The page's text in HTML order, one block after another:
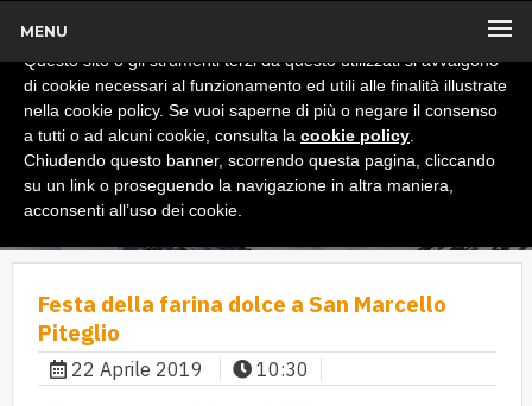
MENU
Festa della farina dolce a San Marcello
Piteglio
22 Aprile 2019 10:30
x
Informativa
Questo sito o gli strumenti terzi da questo utilizzati si avvalgono
di cookie necessari al funzionamento ed utili alle finalità illustrate
nella cookie policy. Se vuoi saperne di più o negare il consenso
a tutti o ad alcuni cookie, consulta la cookie policy
Chiudendo questo banner, scorrendo questa pagina, cliccando
su un link o proseguendo la navigazione in altra maniera,
acconsenti all’uso dei cookie.